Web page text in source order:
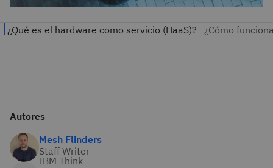
Autores
Mesh Flinders
Staff Writer
IBM Think